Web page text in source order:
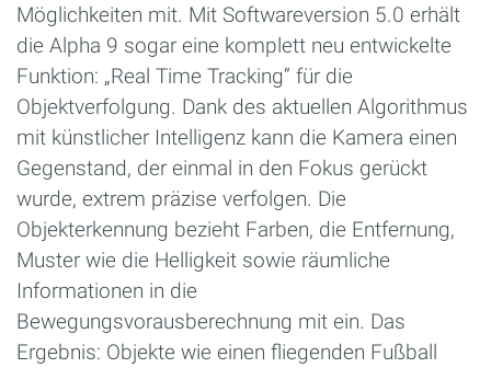
Möglichkeiten mit. Mit Softwareversion 5.0 erhält
die Alpha 9 sogar eine komplett neu entwickelte
Funktion: „Real Time Tracking“ für die
Objektverfolgung. Dank des aktuellen Algorithmus
mit künstlicher Intelligenz kann die Kamera einen
Gegenstand, der einmal in den Fokus gerückt
wurde, extrem präzise verfolgen. Die
Objekterkennung bezieht Farben, die Entfernung,
Muster wie die Helligkeit sowie räumliche
Informationen in die
Bewegungsvorausberechnung mit ein. Das
Ergebnis: Objekte wie einen fliegenden Fußball